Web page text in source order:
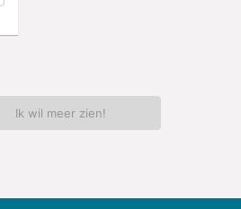
Ik wil meer zien!